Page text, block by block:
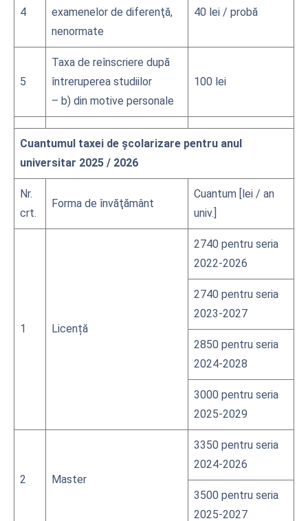
4
examenelor de diferenţă,
nenormate
40 lei / probă
5
Taxa de reînscriere după
întreruperea studiilor
– b) din motive personale
100 lei
Cuantumul taxei de şcolarizare pentru anul
universitar 2025 / 2026
Nr.
crt.
Forma de învăţământ
Cuantum [lei / an
univ.]
1 Licență
2740 pentru seria
2022-2026
2740 pentru seria
2023-2027
2850 pentru seria
2024-2028
3000 pentru seria
2025-2029
2 Master
3350 pentru seria
2024-2026
3500 pentru seria
2025-2027